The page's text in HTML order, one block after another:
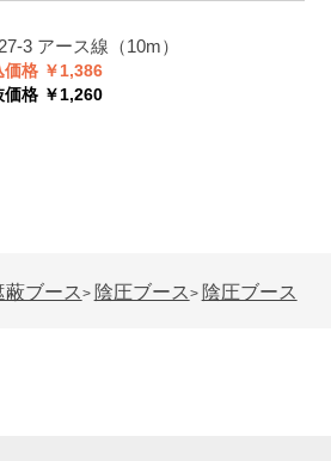
3 アース線（10m）
価格 ￥1,386
価格 ￥1,260
ブース > 陰圧ブース > 陰圧ブース